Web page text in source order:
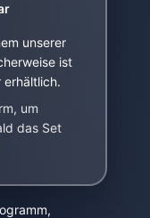
unserer
ist
um
das Set